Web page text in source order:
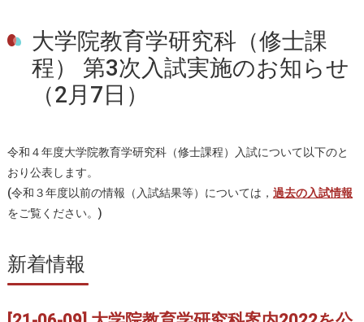
大学院教育学研究科（修士課
程） 第3次入試実施のお知らせ
（2月7日）
令和４年度大学院教育学研究科（修士課程）入試について以下のと
おり公表します。
(令和３年度以前の情報（入試結果等）については， 過去の入試情報
をご覧ください。)
新着情報